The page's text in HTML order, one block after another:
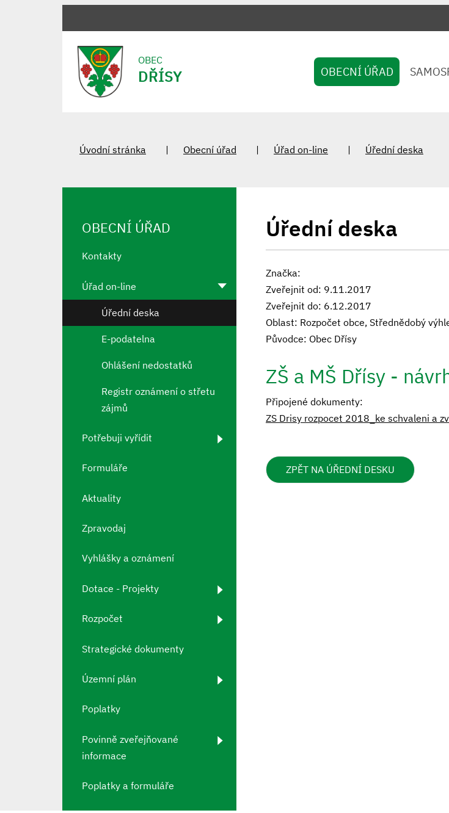
OBEC
DŘÍSY OBECNÍ ÚŘAD
Úvodní stránka Obecní úřad Úřad on-line Úřední deska
Úřední deska
Značka:
Zveřejnit od: 9.11.2017
Zveřejnit do: 6.12.2017
Oblast: Rozpočet obce, Střednědobý
Původce: Obec Dřísy
ZŠ a MŠ Dřísy -
Připojené dokumenty:
ZS Drisy rozpocet 2018_ke schvaleni a
ZPĚT NA ÚŘEDNÍ DESKU
OBECNÍ ÚŘAD
Kontakty
Úřad on-line
Úřední deska
E-podatelna
Ohlášení nedostatků
Registr oznámení o střetu
zájmů
Potřebuji vyřídit
Formuláře
Aktuality
Zpravodaj
Vyhlášky a oznámení
Dotace - Projekty
Rozpočet
Strategické dokumenty
Územní plán
Poplatky
Povinně zveřejňované
informace
Poplatky a formuláře